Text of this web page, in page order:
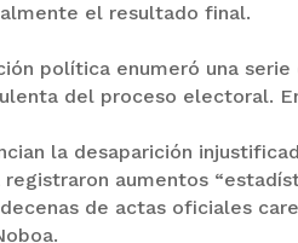
el resultado final.
política enumeró una
del proceso electoral.
la desaparición
aumentos
de actas oficiales